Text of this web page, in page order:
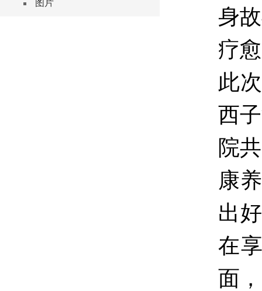
图片
身
疗
此
西
院
康
出
在
面